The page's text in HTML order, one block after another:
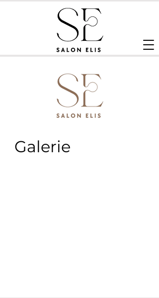
Galerie